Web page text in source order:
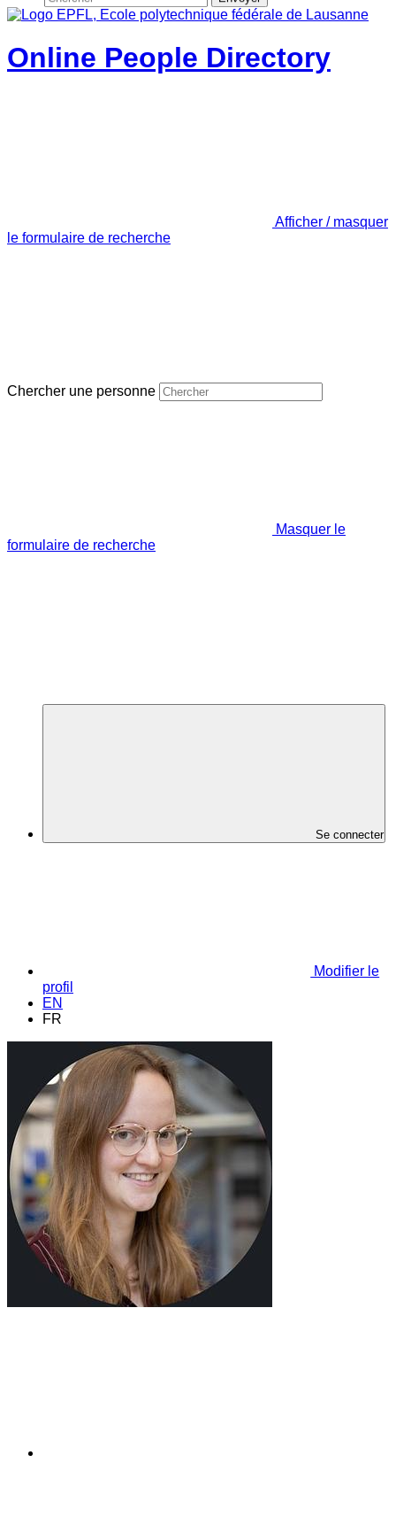
Online People Directory
Afficher / masquer
le formulaire de recherche
Chercher une personne
Masquer le
formulaire de recherche
Se connecter
Modifier le
profil
EN
FR